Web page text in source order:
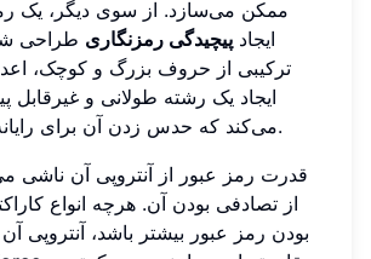
ممکن می‌سازد. از سوی دیگر، یک
ایجاد پیچیدگی رمزنگاری طراحی
ترکیبی از حروف بزرگ و کوچک،
ایجاد یک رشته طولانی و غیرقابل
می‌کند که حدس زدن آن برای رایانه‌ها دشوار است.
قدرت رمز عبور از آنتروپی آن ناشی
از تصادفی بودن آن. هرچه انواع
بودن رمز عبور بیشتر باشد، آنتروپی آن